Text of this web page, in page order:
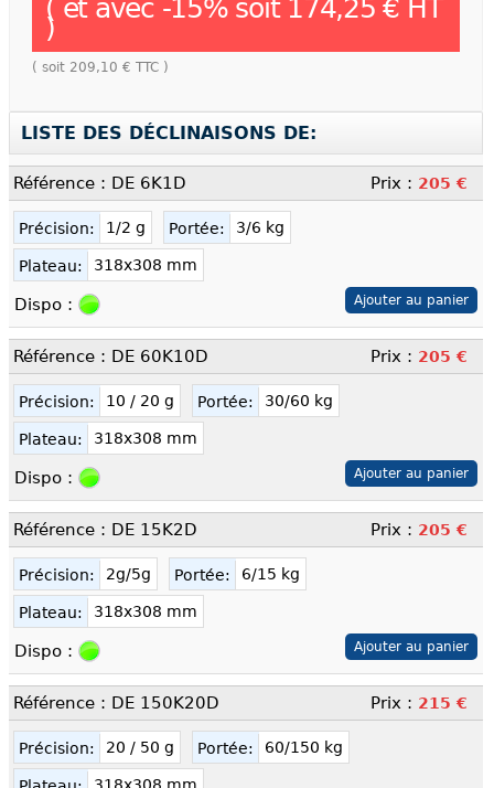
( et avec -15% soit 174,25 € HT
)
( soit 209,10 € TTC )
LISTE DES DÉCLINAISONS DE:
Référence : DE 6K1D Prix : 205 €
Précision: 1/2 g Portée: 3/6 kg
Plateau: 318x308 mm
Dispo :
Référence : DE 60K10D Prix : 205 €
Précision: 10 / 20 g Portée: 30/60 kg
Plateau: 318x308 mm
Dispo :
Référence : DE 15K2D Prix : 205 €
Précision: 2g/5g Portée: 6/15 kg
Plateau: 318x308 mm
Dispo :
Référence : DE 150K20D Prix : 215 €
Précision: 20 / 50 g Portée: 60/150 kg